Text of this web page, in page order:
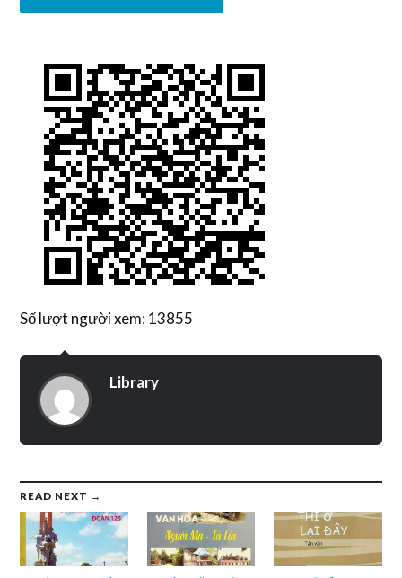
Số lượt người xem: 13855
Library
READ NEXT →